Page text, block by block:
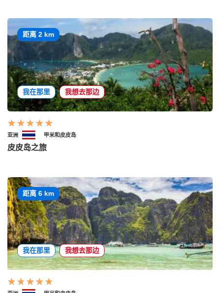
距离 2 km
我在那里 我想去那边
亚洲 甲米和皮皮岛
皮皮岛之旅
距离 6 km
我在那里 我想去那边